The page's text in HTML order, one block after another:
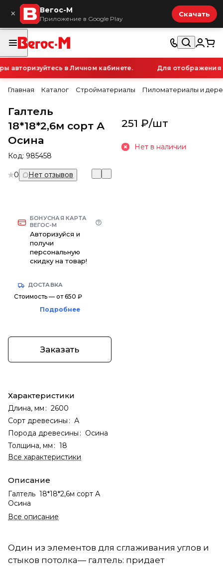
× Вегос-М
Приложение в Google Play
Скачать
в Личном кабинете. Для отображения
Главная Каталог Стройматериалы Пиломатериалы и
Галтель
18*18*2,6м сорт А
Осина
Код: 985458
0 Нет отзывов
БОНУСНАЯ КАРТА
ВЕГОС-М
Авторизуйся и
получи
персональную
скидку на товар!
ДОСТАВКА
Стоимость — от 650 ₽
Подробнее
Заказать
Характеристики
Длина, мм : 2600
Сорт древесины : А
Порода древесины : Осина
Толщина, мм : 18
Все характеристики
Описание
Галтель 18*18*2,6м сорт А
Осина
Все описание
251 ₽/шт
Нет в наличии
Один из элементов для сглаживания углов и
стыков потолка— галтель: придает